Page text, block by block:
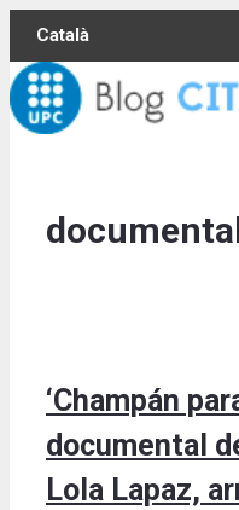
Skip
content
Català
‘Champán
documental
Lola Lapaz,